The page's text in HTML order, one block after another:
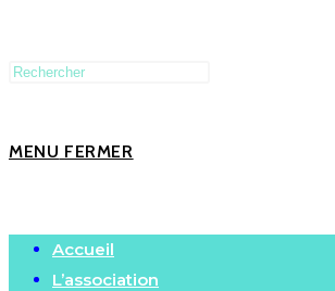
MENU FERMER
Accueil
L’association